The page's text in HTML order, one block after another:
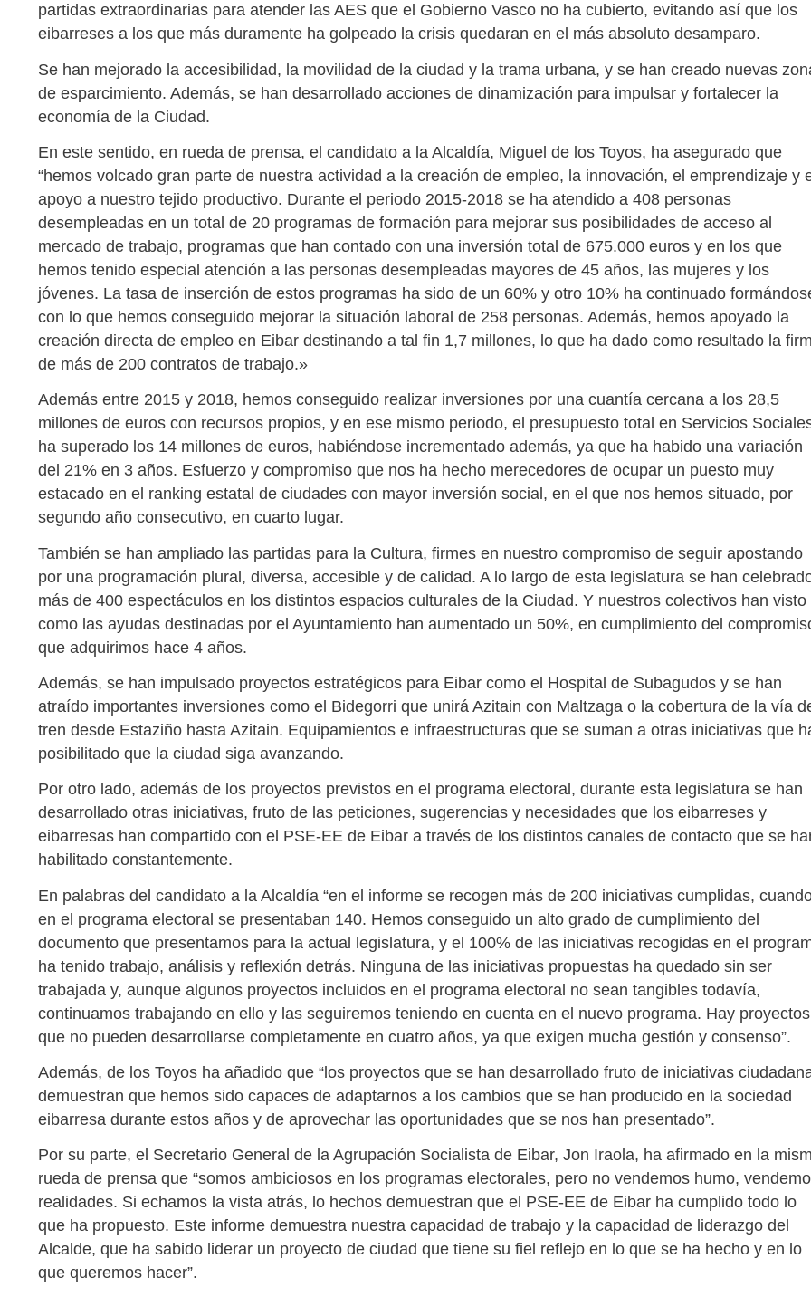
partidas extraordinarias para atender las AES que el Gobierno Vasco no ha cubierto, evitando así que los
eibarreses a los que más duramente ha golpeado la crisis quedaran en el más absoluto desamparo.
Se han mejorado la accesibilidad, la movilidad de la ciudad y la trama urbana, y se han creado nuevas
de esparcimiento. Además, se han desarrollado acciones de dinamización para impulsar y fortalecer la
economía de la Ciudad.
En este sentido, en rueda de prensa, el candidato a la Alcaldía, Miguel de los Toyos, ha asegurado que
“hemos volcado gran parte de nuestra actividad a la creación de empleo, la innovación, el emprendizaje y
apoyo a nuestro tejido productivo. Durante el periodo 2015-2018 se ha atendido a 408 personas
desempleadas en un total de 20 programas de formación para mejorar sus posibilidades de acceso al
mercado de trabajo, programas que han contado con una inversión total de 675.000 euros y en los que
hemos tenido especial atención a las personas desempleadas mayores de 45 años, las mujeres y los
jóvenes. La tasa de inserción de estos programas ha sido de un 60% y otro 10% ha continuado
con lo que hemos conseguido mejorar la situación laboral de 258 personas. Además, hemos apoyado la
creación directa de empleo en Eibar destinando a tal fin 1,7 millones, lo que ha dado como resultado la
de más de 200 contratos de trabajo.»
Además entre 2015 y 2018, hemos conseguido realizar inversiones por una cuantía cercana a los 28,5
millones de euros con recursos propios, y en ese mismo periodo, el presupuesto total en Servicios
ha superado los 14 millones de euros, habiéndose incrementado además, ya que ha habido una variación
del 21% en 3 años. Esfuerzo y compromiso que nos ha hecho merecedores de ocupar un puesto muy
estacado en el ranking estatal de ciudades con mayor inversión social, en el que nos hemos situado, por
segundo año consecutivo, en cuarto lugar.
También se han ampliado las partidas para la Cultura, firmes en nuestro compromiso de seguir apostando
por una programación plural, diversa, accesible y de calidad. A lo largo de esta legislatura se han
más de 400 espectáculos en los distintos espacios culturales de la Ciudad. Y nuestros colectivos han visto
como las ayudas destinadas por el Ayuntamiento han aumentado un 50%, en cumplimiento del
que adquirimos hace 4 años.
Además, se han impulsado proyectos estratégicos para Eibar como el Hospital de Subagudos y se han
atraído importantes inversiones como el Bidegorri que unirá Azitain con Maltzaga o la cobertura de la vía
tren desde Estaziño hasta Azitain. Equipamientos e infraestructuras que se suman a otras iniciativas que
posibilitado que la ciudad siga avanzando.
Por otro lado, además de los proyectos previstos en el programa electoral, durante esta legislatura se han
desarrollado otras iniciativas, fruto de las peticiones, sugerencias y necesidades que los eibarreses y
eibarresas han compartido con el PSE-EE de Eibar a través de los distintos canales de contacto que se
habilitado constantemente.
En palabras del candidato a la Alcaldía “en el informe se recogen más de 200 iniciativas cumplidas,
en el programa electoral se presentaban 140. Hemos conseguido un alto grado de cumplimiento del
documento que presentamos para la actual legislatura, y el 100% de las iniciativas recogidas en el
ha tenido trabajo, análisis y reflexión detrás. Ninguna de las iniciativas propuestas ha quedado sin ser
trabajada y, aunque algunos proyectos incluidos en el programa electoral no sean tangibles todavía,
continuamos trabajando en ello y las seguiremos teniendo en cuenta en el nuevo programa. Hay proyectos
que no pueden desarrollarse completamente en cuatro años, ya que exigen mucha gestión y consenso”.
Además, de los Toyos ha añadido que “los proyectos que se han desarrollado fruto de iniciativas
demuestran que hemos sido capaces de adaptarnos a los cambios que se han producido en la sociedad
eibarresa durante estos años y de aprovechar las oportunidades que se nos han presentado”.
Por su parte, el Secretario General de la Agrupación Socialista de Eibar, Jon Iraola, ha afirmado en la
rueda de prensa que “somos ambiciosos en los programas electorales, pero no vendemos humo,
realidades. Si echamos la vista atrás, lo hechos demuestran que el PSE-EE de Eibar ha cumplido todo lo
que ha propuesto. Este informe demuestra nuestra capacidad de trabajo y la capacidad de liderazgo del
Alcalde, que ha sabido liderar un proyecto de ciudad que tiene su fiel reflejo en lo que se ha hecho y en lo
que queremos hacer”.